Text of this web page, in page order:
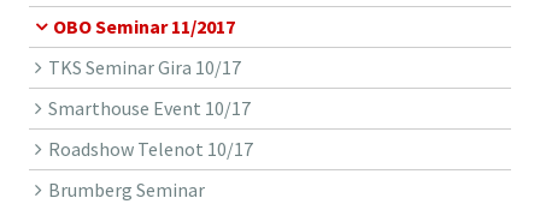
OBO Seminar 11/2017
TKS Seminar Gira 10/17
Smarthouse Event 10/17
Roadshow Telenot 10/17
Brumberg Seminar